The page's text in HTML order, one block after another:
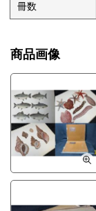
冊数
商品画像